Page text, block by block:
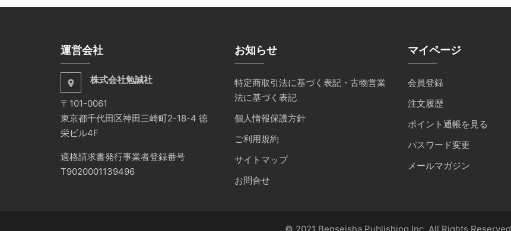
運営会社
place 株式会社勉誠社
〒101-0061
東京都千代田区神田三崎町2-18-4 徳
栄ビル4F
適格請求書発行事業者登録番号
T9020001139496
お知らせ
特定商取引法に基づく表記・古物営業
法に基づく表記
個人情報保護方針
ご利用規約
サイトマップ
お問合せ
マイページ
会員登録
注文履歴
ポイント通帳を見る
パスワード変更
メールマガジン